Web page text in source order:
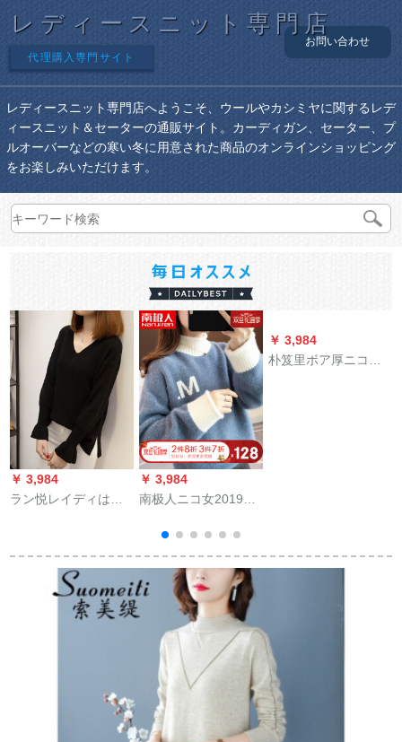
レディースニット専門店
代理購入専門サイト
お問い合わせ
レディースニット専門店へようこそ、ウールやカシミヤに関するレデ
ィースニット＆セーターの通販サイト。カーディガン、セーター、プ
ルオーバーなどの寒い冬に用意された商品のオンラインショッピング
をお楽しみいただけます。
￥ 3,984
ラン悦レイディは韓
として着ています。
女性用カバーの長袖
レインセタは学生着
回せます。トープ
￥ 3,984
南极人ニコ女2019秋
生韩国ファンシー女
子コースト头ブルー
ファンズ
￥ 3,984
朴笈里ボア厚ニコキ